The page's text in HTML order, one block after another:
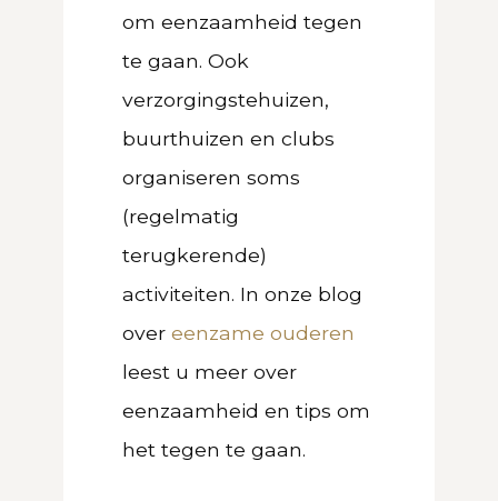
om eenzaamheid tegen
te gaan. Ook
verzorgingstehuizen,
buurthuizen en clubs
organiseren soms
(regelmatig
terugkerende)
activiteiten. In onze blog
over eenzame ouderen
leest u meer over
eenzaamheid en tips om
het tegen te gaan.